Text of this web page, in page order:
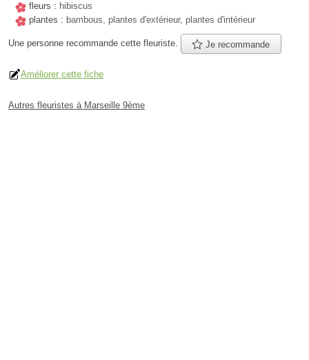
fleurs : hibiscus
plantes : bambous, plantes d'extérieur, plantes d'intérieur
Une personne recommande cette fleuriste. Je recommande
Améliorer cette fiche
Autres fleuristes à Marseille 9ème